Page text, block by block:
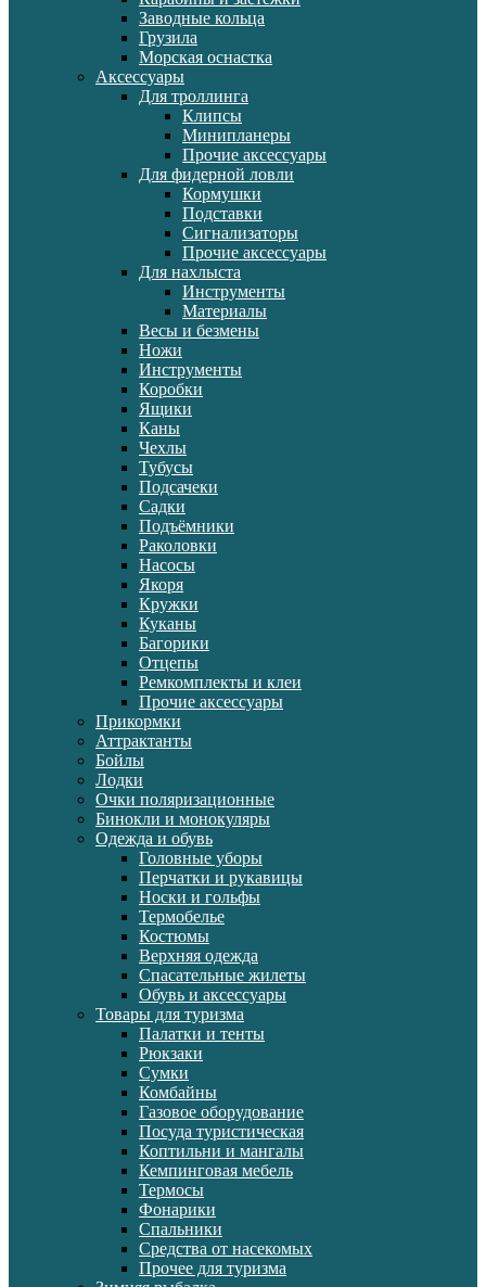
Заводные кольца
Грузила
Морская оснастка
Аксессуары
Для троллинга
Клипсы
Минипланеры
Прочие аксессуары
Для фидерной ловли
Кормушки
Подставки
Сигнализаторы
Прочие аксессуары
Для нахлыста
Инструменты
Материалы
Весы и безмены
Ножи
Инструменты
Коробки
Ящики
Каны
Чехлы
Тубусы
Подсачеки
Садки
Подъёмники
Раколовки
Насосы
Якоря
Кружки
Куканы
Багорики
Отцепы
Ремкомплекты и клеи
Прочие аксессуары
Прикормки
Аттрактанты
Бойлы
Лодки
Очки поляризационные
Бинокли и монокуляры
Одежда и обувь
Головные уборы
Перчатки и рукавицы
Носки и гольфы
Термобелье
Костюмы
Верхняя одежда
Спасательные жилеты
Обувь и аксессуары
Товары для туризма
Палатки и тенты
Рюкзаки
Сумки
Комбайны
Газовое оборудование
Посуда туристическая
Коптильни и мангалы
Кемпинговая мебель
Термосы
Фонарики
Спальники
Средства от насекомых
Прочее для туризма